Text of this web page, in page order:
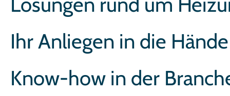
Ihr Anliegen in die
Know-how in der